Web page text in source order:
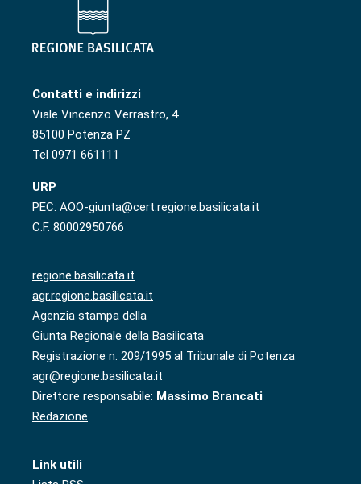
Contatti e indirizzi
Viale Vincenzo Verrastro, 4
85100 Potenza PZ
Tel 0971 661111
URP
PEC: AOO-giunta@cert.regione.basilicata.it
C.F. 80002950766
regione.basilicata.it
agr.regione.basilicata.it
Agenzia stampa della
Giunta Regionale della Basilicata
Registrazione n. 209/1995 al Tribunale di Potenza
agr@regione.basilicata.it
Direttore responsabile: Massimo Brancati
Redazione
Link utili